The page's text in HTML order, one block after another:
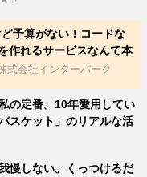
予算がない！コードな
作れるサービスなんて本
式会社インターパーク
の定番。10年愛用してい
スケット」のリアルな活
慢しない。くっつけるだ